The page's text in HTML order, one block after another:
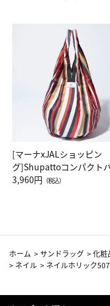
[マーナxJALショッピン
グ]Shupattoコンパクト
Drop JAL客室乗務員（LC
3,960円 （税込）
ホーム >サンドラッグ >化粧
> ネイル > ネイルホリック